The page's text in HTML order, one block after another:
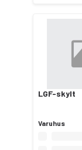
LGF-skylt
Varuhus